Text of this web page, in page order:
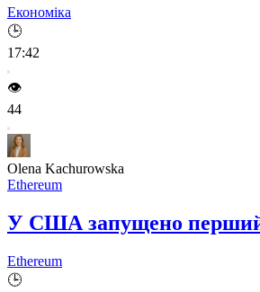
Економіка
🕒
17:42
👁️
44
Olena Kachurowska
Ethereum
У США запущено перший
Ethereum
🕒